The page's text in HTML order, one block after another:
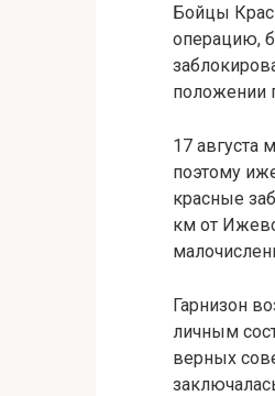
Бойцы
операцию,
положении
17 августа
поэтому
красные
км от
Гарнизон
личным
верных